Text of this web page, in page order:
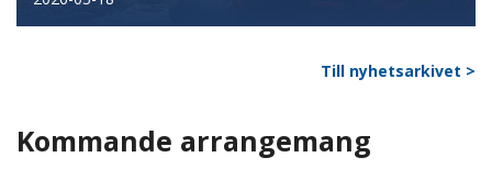
Till nyhetsarkivet >
Kommande arrangemang